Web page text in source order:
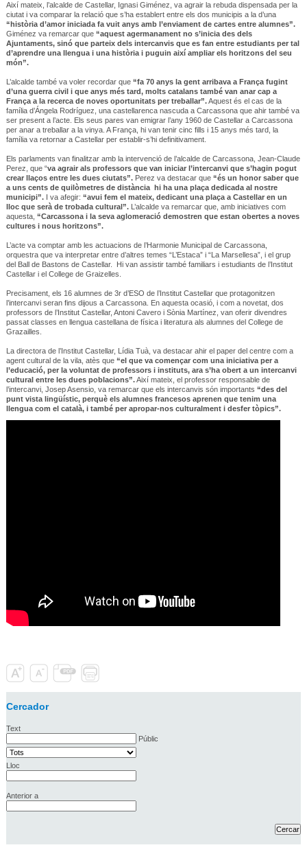
Així mateix, l’alcalde de Castellar, Ignasi Giménez, va agrair la rebuda dispensada per la
ciutat i va comparar la relació que s’ha establert entre els dos municipis a la d’una
“història d’amor iniciada fa vuit anys amb l’enviament de cartes entre alumnes”.
Giménez va remarcar que“aquest agermanament no s’inicia des dels
Ajuntaments, sinó que parteix dels intercanvis que es fan entre estudiants per tal
d’aprendre una llengua i una història i puguin així ampliar els horitzons del seu
món”.
L’alcalde també va voler recordar que “fa 70 anys la gent arribava a França fugint
d’una guerra civil i que anys més tard, molts catalans també van anar cap a
França a la recerca de noves oportunitats per treballar”.Aquest és el cas de la
família d’Ángela Rodríguez, una castellarenca nascuda a Carcassona que ahir també va
ser present a l’acte. Els seus pares van emigrar l’any 1960 de Castellar a Carcassona
per anar a treballar a la vinya. A França, hi van tenir cinc fills i 15 anys més tard, la
família va retornar a Castellar per establir-s’hi definitivament.
Els parlaments van finalitzar amb la intervenció de l’alcalde de Carcassona, Jean-Claude
Perez, que “va agrair als professors que van iniciar l’intercanvi que s’hagin pogut
crear llaços entre les dues ciutats”.Perez va destacar que “és un honor saber que
a uns cents de quilòmetres de distància hi ha una plaça dedicada al nostre
municipi”.I va afegir: “avui fem el mateix, dedicant una plaça a Castellar en un
lloc que serà de trobada cultural”. L’alcalde va remarcar que, amb iniciatives com
aquesta, “Carcassona i la seva aglomeració demostren que estan obertes a noves
cultures i nous horitzons”.
L’acte va comptar amb les actuacions de l’Harmonie Municipal de Carcassona,
orquestra que va interpretar entre d’altres temes “L’Estaca” i “La Marsellesa”, i el grup
del Ball de Bastons de Castellar. Hi van assistir també familiars i estudiants de l’Institut
Castellar i el College de Graizelles.
Precisament, els 16 alumnes de 3r d’ESO de l’Institut Castellar que protagonitzen
l’intercanvi seran fins dijous a Carcassona. En aquesta ocasió, i com a novetat, dos
professors de l’Institut Castellar, Antoni Cavero i Sònia Martínez, van oferir divendres
passat classes en llengua castellana de física i literatura als alumnes del College de
Grazailles.
La directora de l’Institut Castellar, Lídia Tuà, va destacar ahir el paper del centre com a
agent cultural de la vila, atès que “el que va començar com una iniciativa per a
l’educació, per la voluntat de professors i instituts, ara s’ha obert a un intercanvi
cultural entre les dues poblacions”.Així mateix, el professor responsable de
l’intercanvi, Josep Asensio, va remarcar que els intercanvis són importants “des del
punt vista lingüístic, perquè els alumnes francesos aprenen que tenim una
llengua com el català, i també per apropar-nos culturalment i desfer tòpics”.
Cercador
Text
Públic
Lloc
Anterior a